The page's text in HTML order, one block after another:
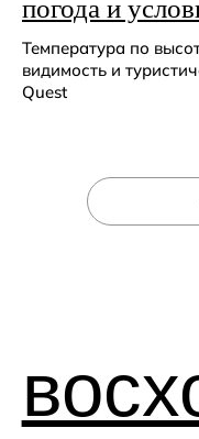
погода и
Температура по
видимость и
Quest
+7
Политики
+7 (985) 401-72-